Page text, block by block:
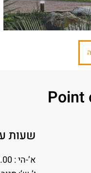
Point
שעות
א’-הי : 9.00-19.00